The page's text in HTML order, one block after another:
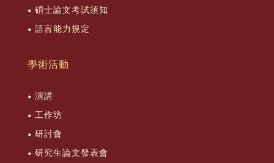
碩士論文考試須知
語言能力規定
學術活動
演講
工作坊
研討會
研究生論文發表會